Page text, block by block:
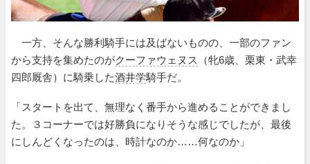
一方、そんな勝利騎手には及ばないものの、一部のファン
から支持を集めたのがクーファウェヌス
（牝6歳、栗東・武幸
四郎厩舎）に騎乗した酒井学騎手だ。
「スタートを出て、無理なく番手から進めることができまし
た。３コーナーでは好勝負になりそうな感じでしたが、最後
にしんどくなったのは、時計なのか……何なのか」